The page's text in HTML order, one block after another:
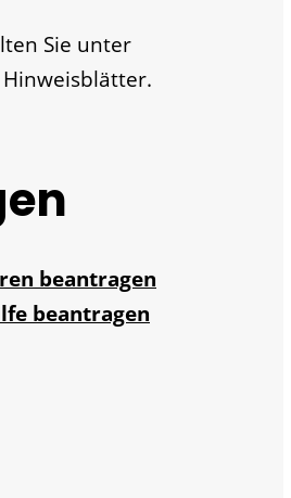
Sie unter
beantragen
beantragen